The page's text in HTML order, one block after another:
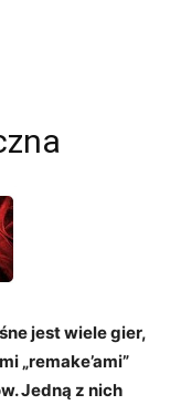
jest wiele gier,
„remake’ami”
Jedną z nich